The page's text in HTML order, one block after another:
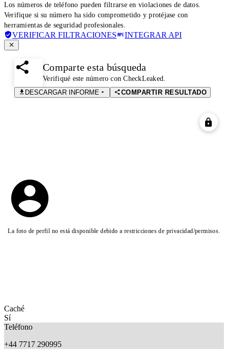
Los números de teléfono pueden filtrarse en violaciones de datos.
Verifique si su número ha sido comprometido y protéjase con
herramientas de seguridad profesionales.
VERIFICAR FILTRACIONES INTEGRAR API
Comparte esta búsqueda
Verifiqué este número con CheckLeaked.
DESCARGAR INFORME
COMPARTIR RESULTADO
La foto de perfil no está disponible debido a restricciones de privacidad/permisos.
Caché
Sí
Teléfono
+44 7717 290995